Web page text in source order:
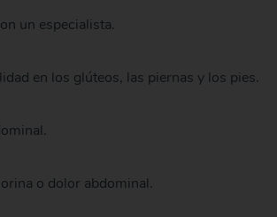
un especialista.
en los glúteos, las piernas y los pies.
o dolor abdominal.